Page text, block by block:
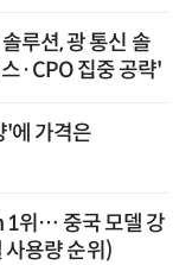
루션, 광 통신 솔
·CPO 집중 공략'
에 가격은
1위… 중국 모델 강
용량 순위)